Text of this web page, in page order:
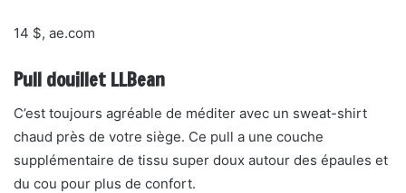
14 $, ae.com
Pull douillet LLBean
C’est toujours agréable de méditer avec un sweat-shirt
chaud près de votre siège. Ce pull a une couche
supplémentaire de tissu super doux autour des épaules et
du cou pour plus de confort.